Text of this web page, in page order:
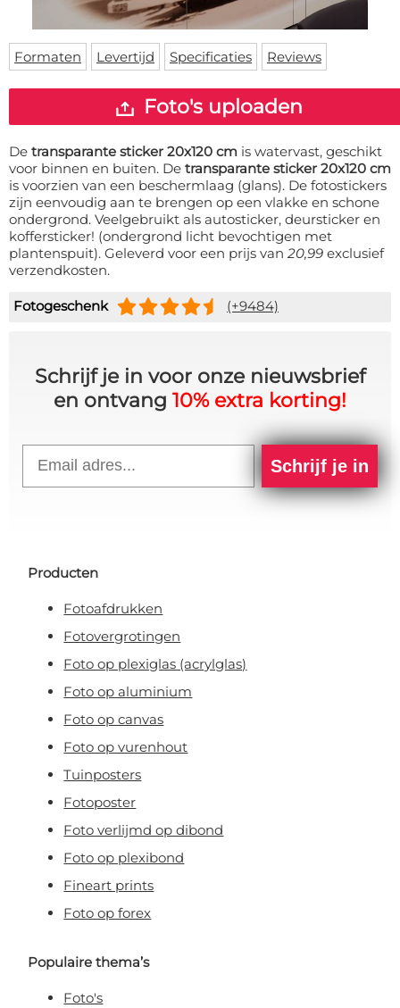
Vloermat
Skateboard deck
Levertijden
Inloggen
WhatsApp
Formaten Levertijd Specificaties Reviews
Foto's uploaden
De transparante sticker 20x120 cm is watervast, geschikt
voor binnen en buiten. De transparante sticker 20x120 cm
is voorzien van een beschermlaag (glans). De fotostickers
zijn eenvoudig aan te brengen op een vlakke en schone
ondergrond. Veelgebruikt als autosticker, deursticker en
koffersticker! (ondergrond licht bevochtigen met
plantenspuit). Geleverd voor een prijs van 20,99 exclusief
verzendkosten.
Fotogeschenk (+9484)
Schrijf je in voor onze nieuwsbrief
en ontvang 10% extra korting!
Schrijf je in
Producten
Fotoafdrukken
Fotovergrotingen
Foto op plexiglas (acrylglas)
Foto op aluminium
Foto op canvas
Foto op vurenhout
Tuinposters
Fotoposter
Foto verlijmd op dibond
Foto op plexibond
Fineart prints
Foto op forex
Populaire thema’s
Foto's